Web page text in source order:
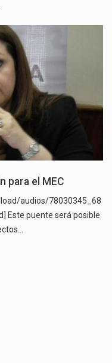
para el MEC
audios/78030345_68
Este puente será posible